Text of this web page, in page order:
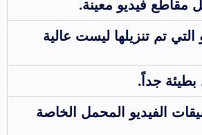
مقاطع فيديو معينة.
التي تم تنزيلها ليست عالية
جداً.
الفيديو المحمل الخاصة